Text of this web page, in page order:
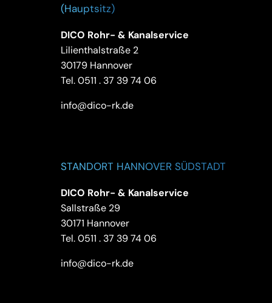
(Hauptsitz)
DICO Rohr- & Kanalservice
Lilienthalstraße 2
30179 Hannover
Tel.0511 . 37 39 74 06
info@dico-rk.de
STANDORT HANNOVER SÜDSTADT
DICO Rohr- & Kanalservice
Sallstraße 29
30171 Hannover
Tel.0511 . 37 39 74 06
info@dico-rk.de